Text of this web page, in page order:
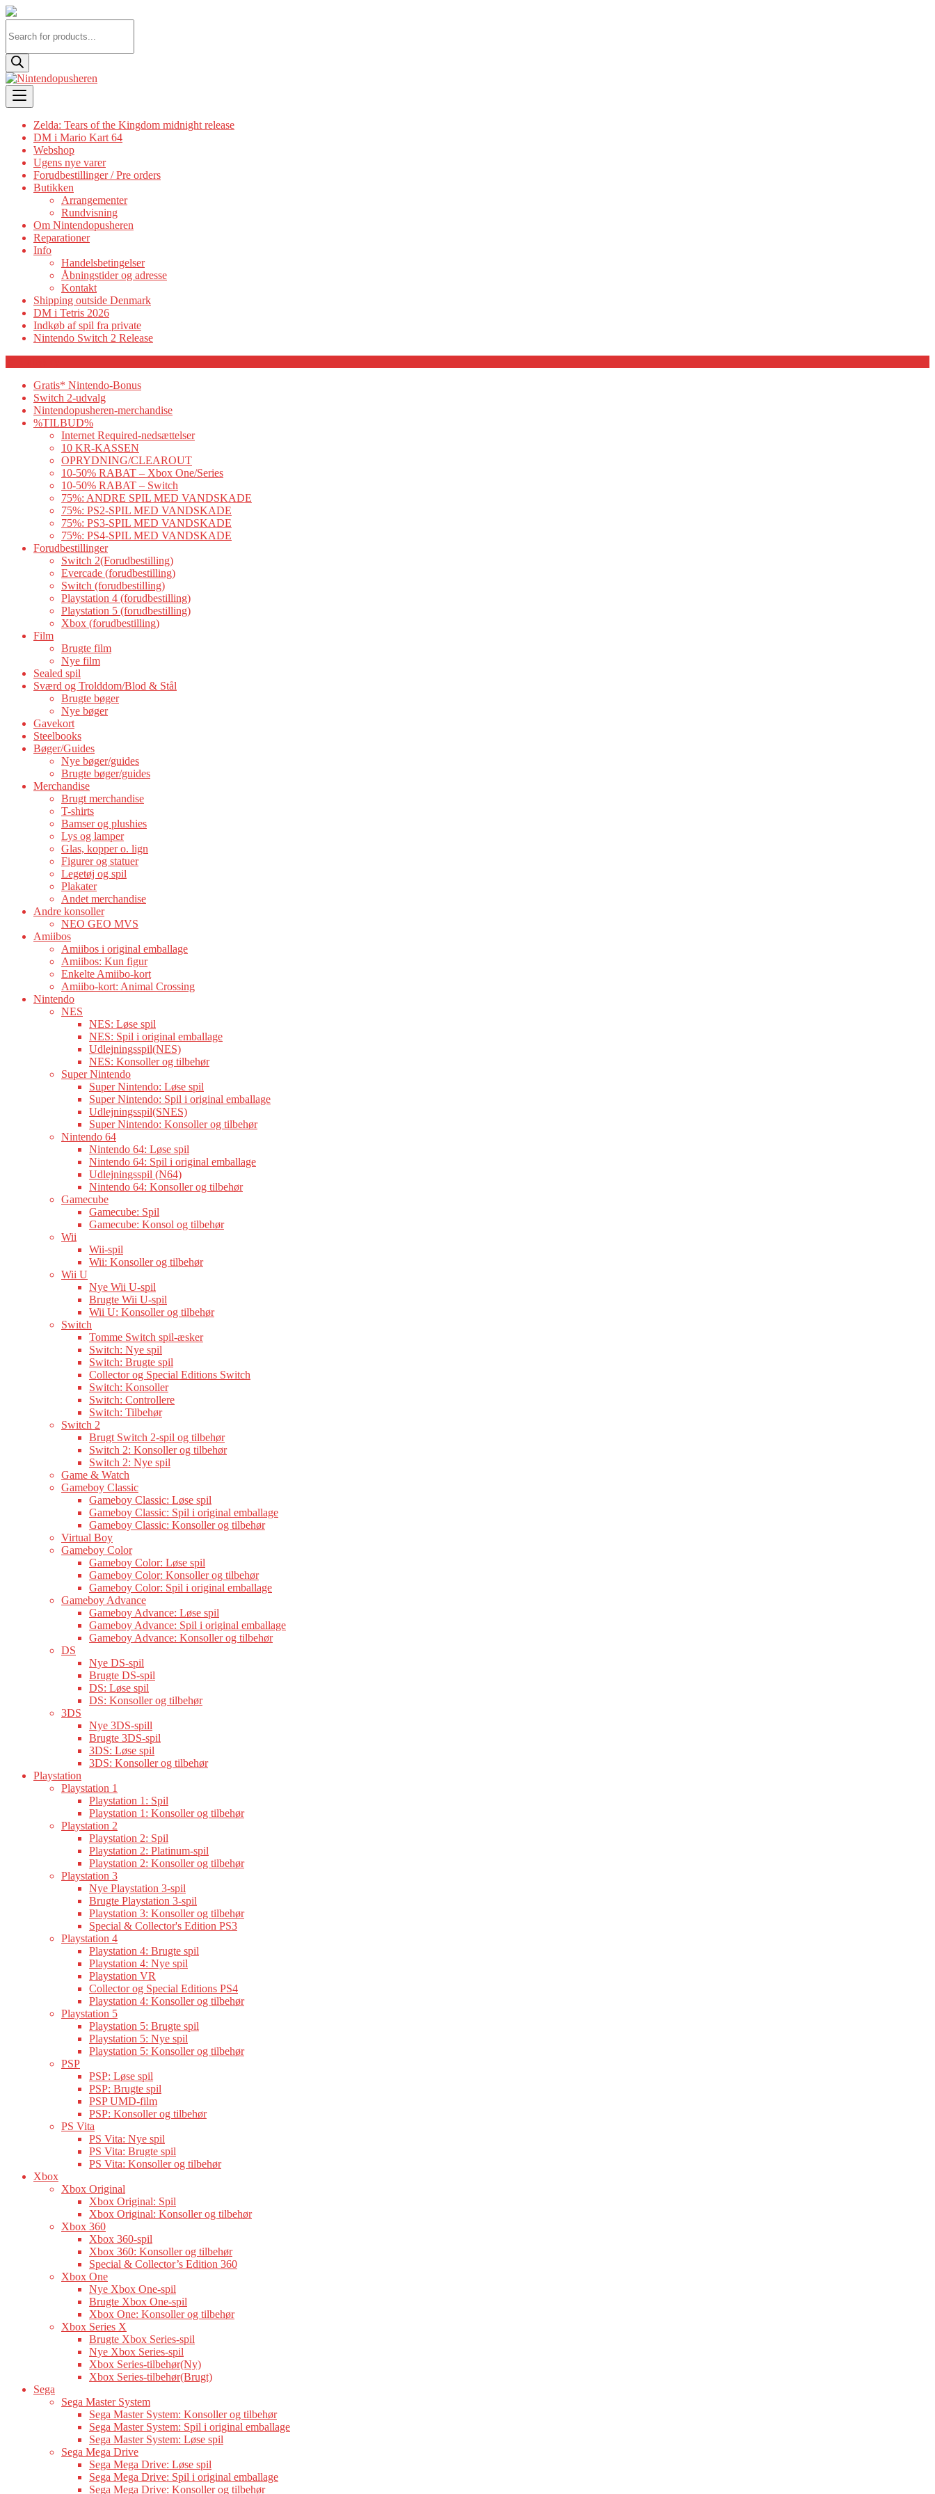
search
Skip
to
content
Zelda: Tears of the Kingdom midnight release
DM i Mario Kart 64
Webshop
Ugens nye varer
Forudbestillinger / Pre orders
Butikken
Arrangementer
Rundvisning
Om Nintendopusheren
Reparationer
Info
Handelsbetingelser
Åbningstider og adresse
Kontakt
Shipping outside Denmark
DM i Tetris 2026
Indkøb af spil fra private
Nintendo Switch 2 Release
Gratis* Nintendo-Bonus
Switch 2-udvalg
Nintendopusheren-merchandise
%TILBUD%
Internet Required-nedsættelser
10 KR-KASSEN
OPRYDNING/CLEAROUT
10-50% RABAT – Xbox One/Series
10-50% RABAT – Switch
75%: ANDRE SPIL MED VANDSKADE
75%: PS2-SPIL MED VANDSKADE
75%: PS3-SPIL MED VANDSKADE
75%: PS4-SPIL MED VANDSKADE
Forudbestillinger
Switch 2(Forudbestilling)
Evercade (forudbestilling)
Switch (forudbestilling)
Playstation 4 (forudbestilling)
Playstation 5 (forudbestilling)
Xbox (forudbestilling)
Film
Brugte film
Nye film
Sealed spil
Sværd og Trolddom/Blod & Stål
Brugte bøger
Nye bøger
Gavekort
Steelbooks
Bøger/Guides
Nye bøger/guides
Brugte bøger/guides
Merchandise
Brugt merchandise
T-shirts
Bamser og plushies
Lys og lamper
Glas, kopper o. lign
Figurer og statuer
Legetøj og spil
Plakater
Andet merchandise
Andre konsoller
NEO GEO MVS
Amiibos
Amiibos i original emballage
Amiibos: Kun figur
Enkelte Amiibo-kort
Amiibo-kort: Animal Crossing
Nintendo
NES
NES: Løse spil
NES: Spil i original emballage
Udlejningsspil(NES)
NES: Konsoller og tilbehør
Super Nintendo
Super Nintendo: Løse spil
Super Nintendo: Spil i original emballage
Udlejningsspil(SNES)
Super Nintendo: Konsoller og tilbehør
Nintendo 64
Nintendo 64: Løse spil
Nintendo 64: Spil i original emballage
Udlejningsspil (N64)
Nintendo 64: Konsoller og tilbehør
Gamecube
Gamecube: Spil
Gamecube: Konsol og tilbehør
Wii
Wii-spil
Wii: Konsoller og tilbehør
Wii U
Nye Wii U-spil
Brugte Wii U-spil
Wii U: Konsoller og tilbehør
Switch
Tomme Switch spil-æsker
Switch: Nye spil
Switch: Brugte spil
Collector og Special Editions Switch
Switch: Konsoller
Switch: Controllere
Switch: Tilbehør
Switch 2
Brugt Switch 2-spil og tilbehør
Switch 2: Konsoller og tilbehør
Switch 2: Nye spil
Game & Watch
Gameboy Classic
Gameboy Classic: Løse spil
Gameboy Classic: Spil i original emballage
Gameboy Classic: Konsoller og tilbehør
Virtual Boy
Gameboy Color
Gameboy Color: Løse spil
Gameboy Color: Konsoller og tilbehør
Gameboy Color: Spil i original emballage
Gameboy Advance
Gameboy Advance: Løse spil
Gameboy Advance: Spil i original emballage
Gameboy Advance: Konsoller og tilbehør
DS
Nye DS-spil
Brugte DS-spil
DS: Løse spil
DS: Konsoller og tilbehør
3DS
Nye 3DS-spill
Brugte 3DS-spil
3DS: Løse spil
3DS: Konsoller og tilbehør
Playstation
Playstation 1
Playstation 1: Spil
Playstation 1: Konsoller og tilbehør
Playstation 2
Playstation 2: Spil
Playstation 2: Platinum-spil
Playstation 2: Konsoller og tilbehør
Playstation 3
Nye Playstation 3-spil
Brugte Playstation 3-spil
Playstation 3: Konsoller og tilbehør
Special & Collector's Edition PS3
Playstation 4
Playstation 4: Brugte spil
Playstation 4: Nye spil
Playstation VR
Collector og Special Editions PS4
Playstation 4: Konsoller og tilbehør
Playstation 5
Playstation 5: Brugte spil
Playstation 5: Nye spil
Playstation 5: Konsoller og tilbehør
PSP
PSP: Løse spil
PSP: Brugte spil
PSP UMD-film
PSP: Konsoller og tilbehør
PS Vita
PS Vita: Nye spil
PS Vita: Brugte spil
PS Vita: Konsoller og tilbehør
Xbox
Xbox Original
Xbox Original: Spil
Xbox Original: Konsoller og tilbehør
Xbox 360
Xbox 360-spil
Xbox 360: Konsoller og tilbehør
Special & Collector’s Edition 360
Xbox One
Nye Xbox One-spil
Brugte Xbox One-spil
Xbox One: Konsoller og tilbehør
Xbox Series X
Brugte Xbox Series-spil
Nye Xbox Series-spil
Xbox Series-tilbehør(Ny)
Xbox Series-tilbehør(Brugt)
Sega
Sega Master System
Sega Master System: Konsoller og tilbehør
Sega Master System: Spil i original emballage
Sega Master System: Løse spil
Sega Mega Drive
Sega Mega Drive: Løse spil
Sega Mega Drive: Spil i original emballage
Sega Mega Drive: Konsoller og tilbehør